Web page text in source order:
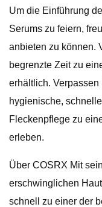
Um die Einführung
Serums zu feiern,
anbieten zu können.
begrenzte Zeit zu
erhältlich.
hygienische,
Fleckenpflege zu
erleben.
Über COSRX Mit
erschwinglichen
schnell zu einer der